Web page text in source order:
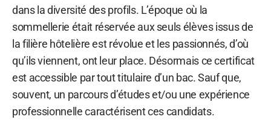
dans la diversité des profils. L’époque où la
sommellerie était réservée aux seuls élèves issus de
la filière hôtelière est révolue et les passionnés, d’où
qu’ils viennent, ont leur place. Désormais ce certificat
est accessible par tout titulaire d’un bac. Sauf que,
souvent, un parcours d’études et/ou une expérience
professionnelle caractérisent ces candidats.